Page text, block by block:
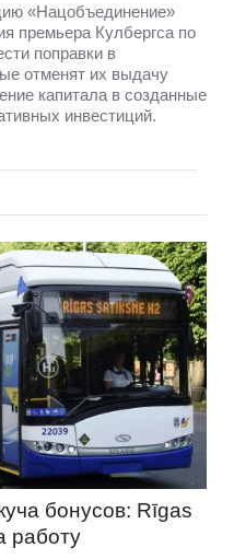
«Нацобъединение»
премьера Кулбергса по
поправки в
отменят их выдачу
капитала в созданные
инвестиций.
бонусов: Rīgas
работу